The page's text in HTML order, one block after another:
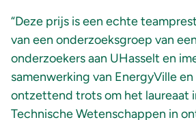
“Deze prijs is een echte
van een onderzoeksgroep van
onderzoekers aan UHasselt en
samenwerking van EnergyVille
ontzettend trots om het laureaat
Technische Wetenschappen in